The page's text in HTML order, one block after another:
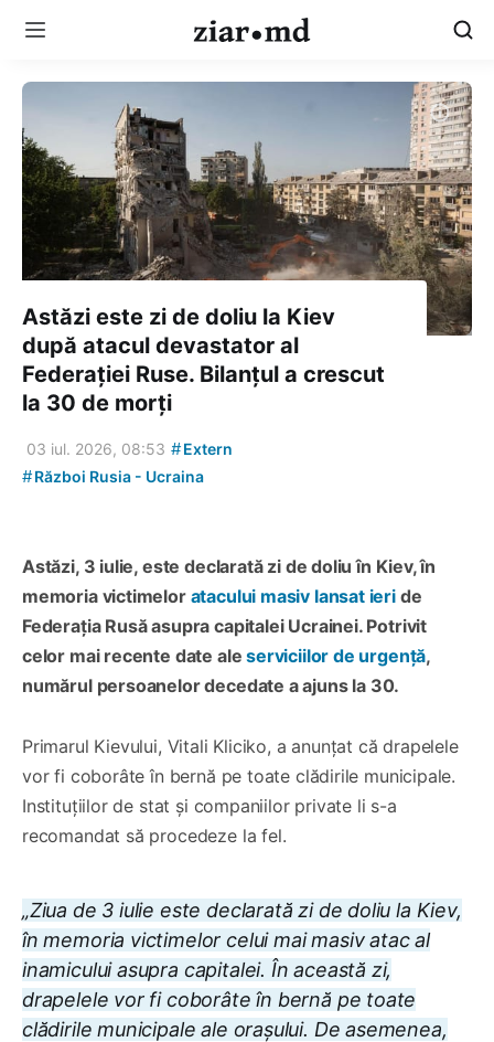
Astăzi este zi de doliu la Kiev
după atacul devastator al
Federației Ruse. Bilanțul a crescut
la 30 de morți
03 iul. 2026, 08:53 #Extern
#Război Rusia - Ucraina
Astăzi, 3 iulie, este declarată zi de doliu în Kiev, în
memoria victimelor atacului masiv lansat ieride
Federația Rusă asupra capitalei Ucrainei. Potrivit
celor mai recente date aleserviciilor de urgență,
numărul persoanelor decedate a ajuns la 30.
Primarul Kievului, Vitali Kliciko, a anunțat că drapelele
vor fi coborâte în bernă pe toate clădirile municipale.
Instituțiilor de stat și companiilor private li s-a
recomandat să procedeze la fel.
„Ziua de 3 iulie este declarată zi de doliu la Kiev,
în memoria victimelor celui mai masiv atac al
inamicului asupra capitalei. În această zi,
drapelele vor fi coborâte în bernă pe toate
clădirile municipale ale orașului. De asemenea,